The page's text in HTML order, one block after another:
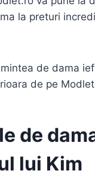
la preturi
de dama
de pe
de
lui Kim